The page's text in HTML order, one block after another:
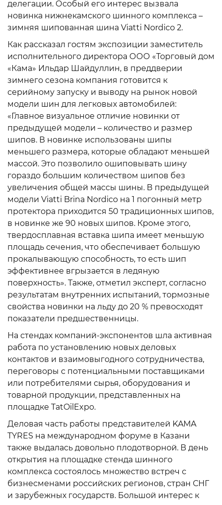
делегации. Особый его интерес вызвала
новинка нижнекамского шинного комплекса –
зимняя шипованная шина Viatti Nordico 2.
Как рассказал гостям экспозиции заместитель
исполнительного директора ООО «Торговый дом
«Кама» Ильдар Шайдуллин, в преддверии
зимнего сезона компания готовится к
серийному запуску и выводу на рынок новой
модели шин для легковых автомобилей:
«Главное визуальное отличие новинки от
предыдущей модели – количество и размер
шипов. В новинке использованы шипы
меньшего размера, которые обладают меньшей
массой. Это позволило ошиповывать шину
гораздо большим количеством шипов без
увеличения общей массы шины. В предыдущей
модели Viatti Brina Nordico на 1 погонный метр
протектора приходится 50 традиционных шипов,
в новинке же 90 новых шипов. Кроме этого,
твердосплавная вставка шипа имеет меньшую
площадь сечения, что обеспечивает большую
прокалывающую способность, то есть шип
эффективнее вгрызается в ледяную
поверхность». Также, отметил эксперт, согласно
результатам внутренних испытаний, тормозные
свойства новинки на льду до 20 % превосходят
показатели предшественницы.
На стендах компаний-экспонентов шла активная
работа по установлению новых деловых
контактов и взаимовыгодного сотрудничества,
переговоры с потенциальными поставщиками
или потребителями сырья, оборудования и
товарной продукции, представленных на
площадке TatOilExpo.
Деловая часть работы представителей KAMA
TYRES на международном форуме в Казани
также выдалась довольно плодотворной. В день
открытия на площадке стенда шинного
комплекса состоялось множество встреч с
бизнесменами российских регионов, стран СНГ
и зарубежных государств. Большой интерес к